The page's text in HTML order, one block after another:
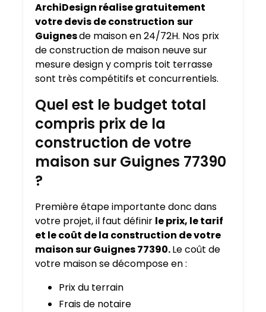
ArchiDesign réalise gratuitement
votre devis de construction sur
Guignesde maison en 24/72H. Nos prix
de construction de maison neuve sur
mesure design y compris toit terrasse
sont très compétitifs et concurrentiels.
Quel est le budget total
compris prix de la
construction de votre
maison sur Guignes 77390
?
Première étape importante donc dans
votre projet, il faut définir le prix, le tarif
et le coût de la construction de votre
maison sur Guignes 77390.Le coût de
votre maison se décompose en :
Prix du terrain
Frais de notaire